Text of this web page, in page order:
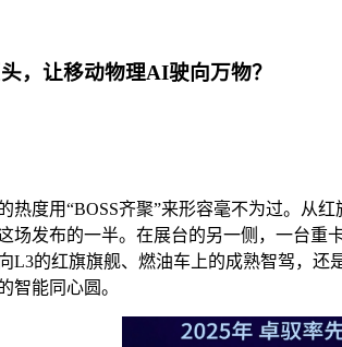
，让移动物理AI驶向万物？
热度用“BOSS齐聚”来形容毫不为过。从
场发布的一半。在展台的另一侧，一台
L3的红旗旗舰、燃油车上的成熟智驾，还
智能同心圆。